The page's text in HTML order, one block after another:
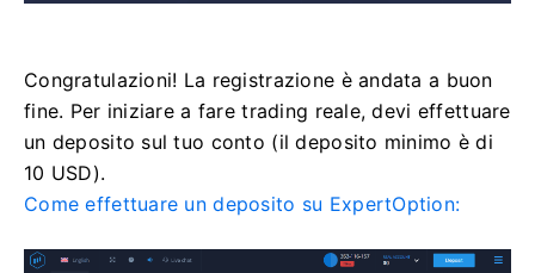
Congratulazioni! La registrazione è andata a buon
fine. Per iniziare a fare trading reale, devi effettuare
un deposito sul tuo conto (il deposito minimo è di
10 USD).
Come effettuare un deposito su ExpertOption: